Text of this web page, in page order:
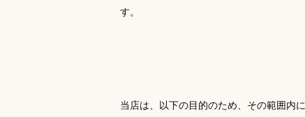
す。
当店は、以下の目的のため、その範囲内